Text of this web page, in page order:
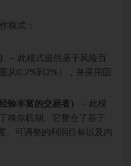
模式：
– 此模式提供基于风险百
从0.2%到2%），并采用固
验丰富的交易者）
– 此模
格尔机制。它整合了基于
、可调整的利润目标以及内